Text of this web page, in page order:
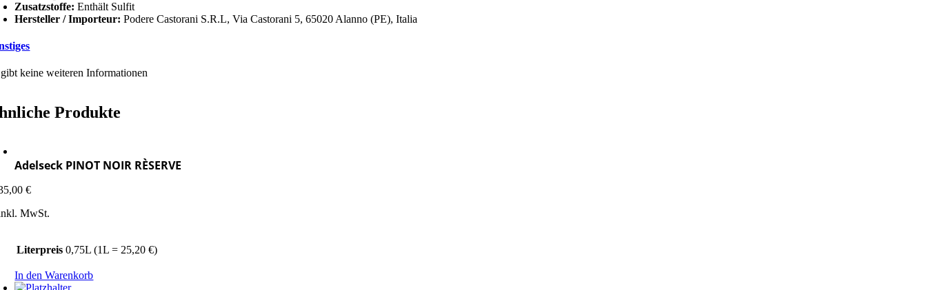
Zusatzstoffe: Enthält Sulfit
Hersteller / Importeur:Podere Castorani S.R.L, Via Castorani 5, 65020 Alanno (PE), Italia
keine weiteren Informationen
Produkte
Adelseck PINOT NOIR RÈSERVE
€
MwSt.
Literpreis 0,75L (1L = 25,20 €)
In den Warenkorb